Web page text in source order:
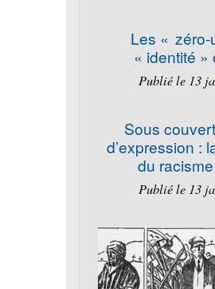
Les «
« identité »
Publié le 13
Sous
d’expression :
du
Publié le 13